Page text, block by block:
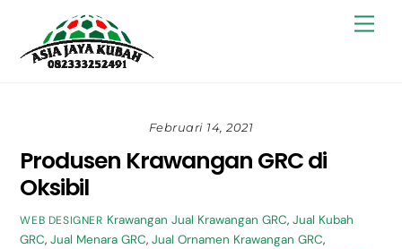
content
Februari 14, 2021
Produsen Krawangan GRC di
Oksibil
WEB DESIGNER Krawangan Jual Krawangan GRC, Jual Kubah
GRC,Jual Menara GRC,Jual Ornamen Krawangan GRC,